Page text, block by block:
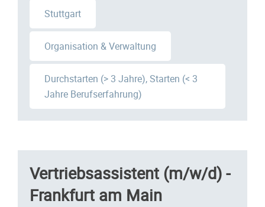
Stuttgart
Organisation & Verwaltung
Durchstarten (> 3 Jahre), Starten (< 3
Jahre Berufserfahrung)
Vertriebsassistent (m/w/d) -
Frankfurt am Main